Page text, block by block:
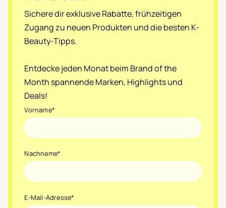
Sichere dir exklusive Rabatte, frühzeitigen
Zugang zu neuen Produkten und die besten K-
Beauty-Tipps.
Entdecke jeden Monat beim Brand of the
Month spannende Marken, Highlights und
Deals!
Vorname*
Nachname*
E-Mail-Adresse*